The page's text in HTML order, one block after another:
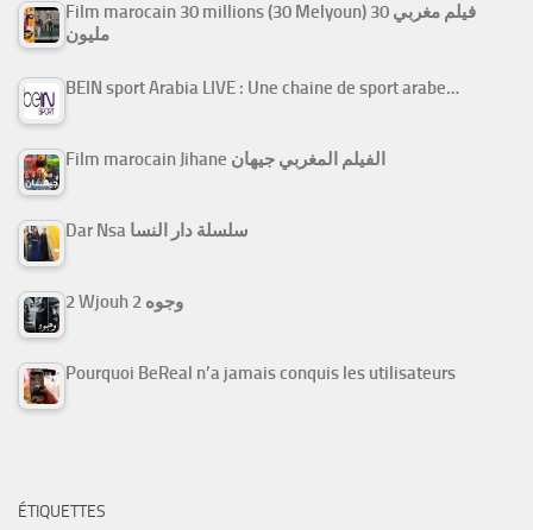
Film marocain 30 millions (30 Melyoun) فيلم مغربي 30
مليون
BEIN sport Arabia LIVE : Une chaine de sport arabe…
Film marocain Jihane الفيلم المغربي جيهان
Dar Nsa سلسلة دار النسا
2 Wjouh 2 وجوه
Pourquoi BeReal n’a jamais conquis les utilisateurs
ÉTIQUETTES